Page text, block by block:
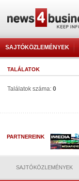
SAJTÓKÖZLEMÉNYEK
TALÁLATOK
Találatok száma: 0
PARTNEREINK
SAJTÓKÖZLEMÉNYEK